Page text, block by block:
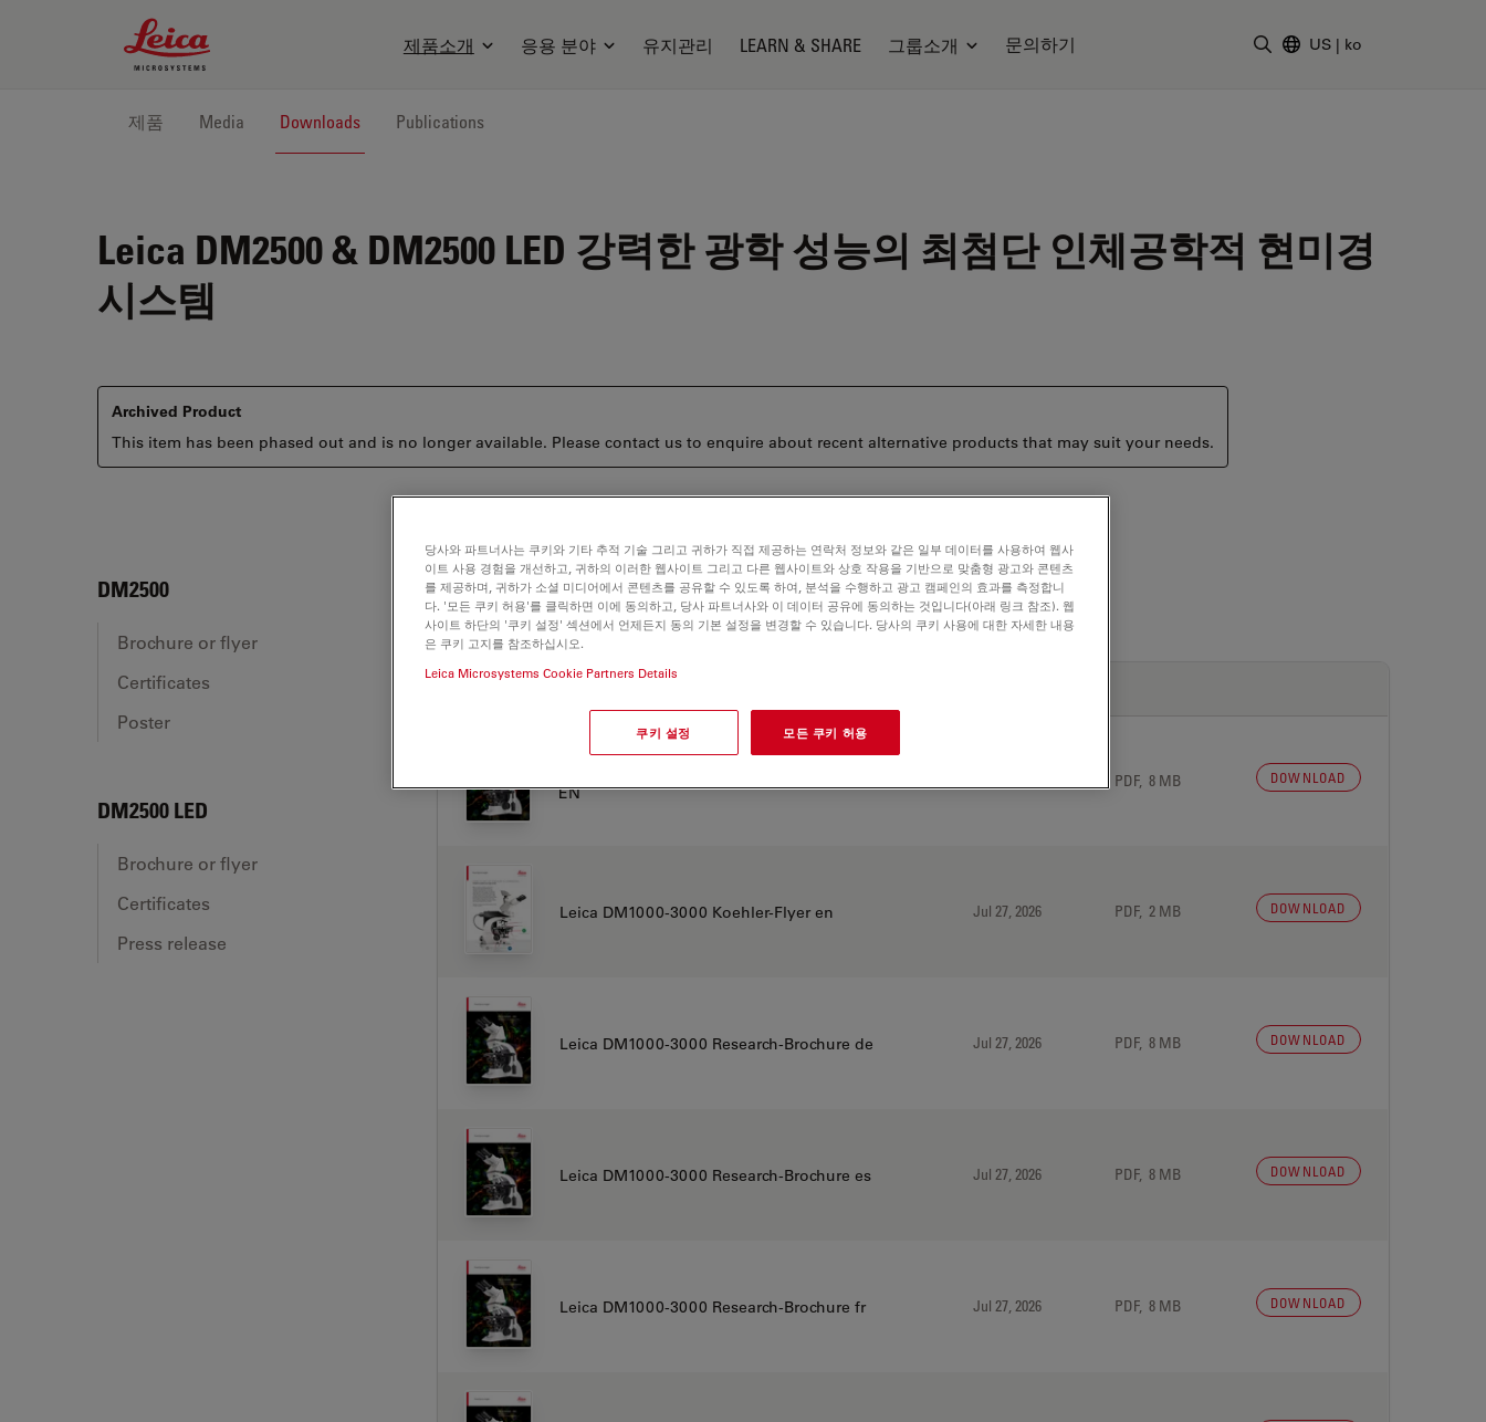
Leica Microsystems Logo
제품소개 응용 분야 유지관리 LEARN & SHARE 그룹소개 문의하기 US | ko
제품 Media Downloads Publications
Leica DM2500 & DM2500 LED 강력한 광학 성능의 최첨단 인체공학적 현미경
시스템
Archived Product
This item has been phased out and is no longer available. Please contact us to enquire about recent alternative products that may suit your needs.
DM2500
Brochure or flyer
Certificates
Poster
DM2500 LED
Brochure or flyer
Certificates
Press release
DM2500
EN
PDF, 8 MB DOWNLOAD
Leica DM1000-3000 Koehler-Flyer en Jul 27, 2026 PDF, 2 MB DOWNLOAD
Leica DM1000-3000 Research-Brochure de Jul 27, 2026 PDF, 8 MB DOWNLOAD
Leica DM1000-3000 Research-Brochure es Jul 27, 2026 PDF, 8 MB DOWNLOAD
Leica DM1000-3000 Research-Brochure fr Jul 27, 2026 PDF, 8 MB DOWNLOAD
당사와 파트너사는 쿠키와 기타 추적 기술 그리고 귀하가 직접 제공하는 연락처 정보와 같은 일부 데이터를 사용하여 웹사
이트 사용 경험을 개선하고, 귀하의 이러한 웹사이트 그리고 다른 웹사이트와 상호 작용을 기반으로 맞춤형 광고와 콘텐츠
를 제공하며, 귀하가 소셜 미디어에서 콘텐츠를 공유할 수 있도록 하여, 분석을 수행하고 광고 캠페인의 효과를 측정합니
다. '모든 쿠키 허용'를 클릭하면 이에 동의하고, 당사 파트너사와 이 데이터 공유에 동의하는 것입니다(아래 링크 참조). 웹
사이트 하단의 '쿠키 설정' 섹션에서 언제든지 동의 기본 설정을 변경할 수 있습니다. 당사의 쿠키 사용에 대한 자세한 내용
은 쿠키 고지를 참조하십시오.
Leica Microsystems Cookie Partners Details
쿠키 설정 모든 쿠키 허용